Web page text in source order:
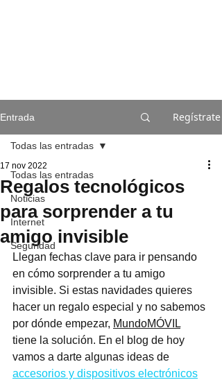
Entrada Regístrate
Todas las entradas
Noticias
Internet
Seguridad
Todas las entradas
Regalos tecnológicos
para sorprender a tu
amigo invisible
17 nov 2022
Llegan fechas clave para ir pensando
en cómo sorprender a tu amigo
invisible. Si estas navidades quieres
hacer un regalo especial y no sabemos
por dónde empezar, MundoMÓVIL
tiene la solución. En el blog de hoy
vamos a darte algunas ideas de
accesorios y dispositivos electrónicos